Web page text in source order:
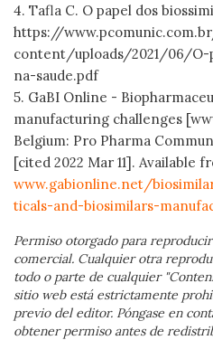
4. Tafla C. O papel dos
https://
content/uploads/2021/06/O-
na-saude.pdf
5. GaBI Online -
manufacturing challenges
Belgium: Pro Pharma
[cited 2022 Mar 11]. Available
www.gabionline.net/
ticals-and-biosimilars-
Permiso otorgado para
comercial. Cualquier otra
todo o parte de cualquier
sitio web está estrictamente
previo del editor. Póngase en
obtener permiso antes de